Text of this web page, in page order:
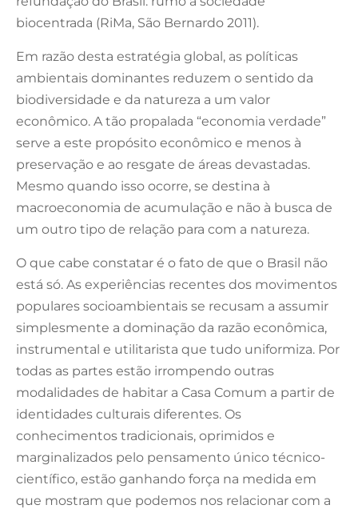
biocentrada (RiMa, São Bernardo 2011).
Em razão desta estratégia global, as políticas
ambientais dominantes reduzem o sentido da
biodiversidade e da natureza a um valor
econômico. A tão propalada “economia verdade”
serve a este propósito econômico e menos à
preservação e ao resgate de áreas devastadas.
Mesmo quando isso ocorre, se destina à
macroeconomia de acumulação e não à busca de
um outro tipo de relação para com a natureza.
O que cabe constatar é o fato de que o Brasil não
está só. As experiências recentes dos movimentos
populares socioambientais se recusam a assumir
simplesmente a dominação da razão econômica,
instrumental e utilitarista que tudo uniformiza. Por
todas as partes estão irrompendo outras
modalidades de habitar a Casa Comum a partir de
identidades culturais diferentes. Os
conhecimentos tradicionais, oprimidos e
marginalizados pelo pensamento único técnico-
científico, estão ganhando força na medida em
que mostram que podemos nos relacionar com a